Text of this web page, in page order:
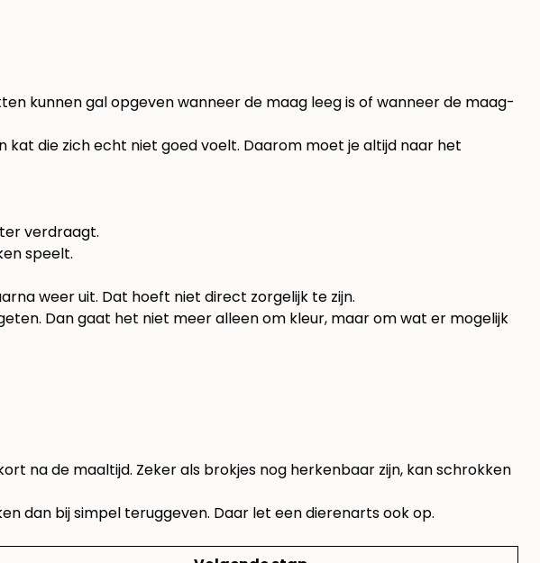
kunnen gal opgeven wanneer de maag leeg is of wanneer de maag-
die zich echt niet goed voelt. Daarom moet je altijd naar het
verdraagt.
speelt.
weer uit. Dat hoeft niet direct zorgelijk te zijn.
Dan gaat het niet meer alleen om kleur, maar om wat er mogelijk
na de maaltijd. Zeker als brokjes nog herkenbaar zijn, kan schrokken
dan bij simpel teruggeven. Daar let een dierenarts ook op.